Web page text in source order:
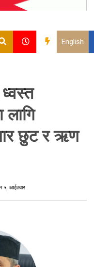
English
लागि
छुट र ऋण
५, आईतवार